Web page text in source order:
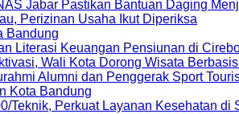
Jabar Pastikan Bantuan Daging
Perizinan Usaha Ikut Diperiksa
Bandung
Literasi Keuangan Pensiunan di
Wali Kota Dorong Wisata
Alumni dan Penggerak Sport
Kota Bandung
Teknik, Perkuat Layanan Kesehatan di